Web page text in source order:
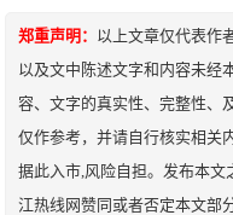
郑重声明： 以上文章仅代表作
以及文中陈述文字和内容未经
容、文字的真实性、完整性、
仅作参考，并请自行核实相关
据此入市,风险自担。发布本
江热线网赞同或者否定本文部